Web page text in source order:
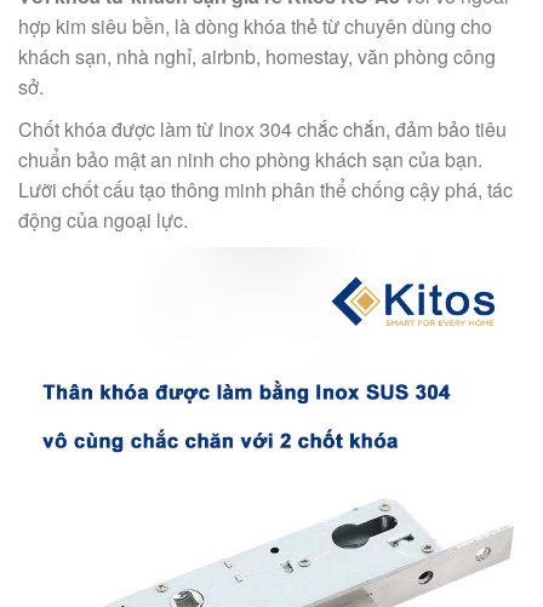
hợp kim siêu bền, là dòng khóa thẻ từ chuyên dùng cho
khách sạn, nhà nghỉ, airbnb, homestay, văn phòng công
sở.
Chốt khóa được làm từ Inox 304 chắc chắn, đảm bảo tiêu
chuẩn bảo mật an ninh cho phòng khách sạn của bạn.
Lưỡi chốt cấu tạo thông minh phân thể chống cậy phá, tác
động của ngoại lực.